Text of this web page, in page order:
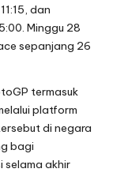
dan
Minggu 28
sepanjang 26
termasuk
platform
di negara
bagi
selama akhir